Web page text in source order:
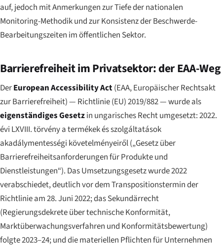
auf, jedoch mit Anmerkungen zur Tiefe der nationalen
Monitoring-Methodik und zur Konsistenz der Beschwerde-
Bearbeitungszeiten im öffentlichen Sektor.
Barrierefreiheit im Privatsektor: der EAA-Weg
DerEuropean Accessibility Act(EAA, Europäischer Rechtsakt
zur Barrierefreiheit) — Richtlinie (EU) 2019/882 — wurde als
eigenständiges Gesetzin ungarisches Recht umgesetzt:2022.
évi LXVIII. törvény a termékek és szolgáltatások
akadálymentességi követelményeiről(„Gesetz über
Barrierefreiheitsanforderungen für Produkte und
Dienstleistungen“). Das Umsetzungsgesetz wurde 2022
verabschiedet, deutlich vor dem Transpositionstermin der
Richtlinie am 28. Juni 2022; das Sekundärrecht
(Regierungsdekrete über technische Konformität,
Marktüberwachungsverfahren und Konformitätsbewertung)
folgte 2023–24; und die materiellen Pflichten für Unternehmen